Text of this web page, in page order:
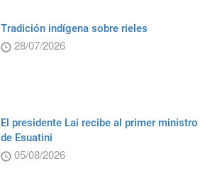
Tradición indígena sobre rieles
28/07/2026
El presidente Lai recibe al primer ministro
de Esuatini
05/08/2026